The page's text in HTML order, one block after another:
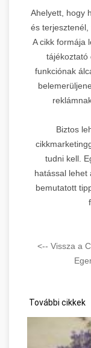
Ahelyett, hogy
és terjesztenél,
A cikk formája
tájékoztató
funkciónak
Biztos
tudni kell.
hatással lehet
bemutatott
<-- Vissza a
További cikkek